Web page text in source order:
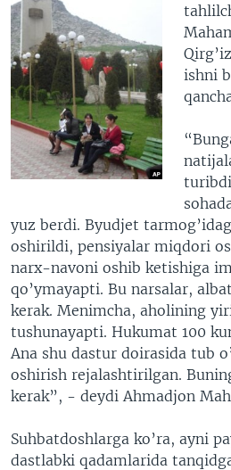
ishni
yuz berdi. Byudjet
oshirildi, pensiyalar miqdori
narx-navoni oshib ketishiga
qo’ymayapti. Bu narsalar,
kerak. Menimcha, aholining
tushunayapti. Hukumat 100
Ana shu dastur doirasida tub
oshirish rejalashtirilgan.
kerak”, - deydi Ahmadjon
Suhbatdoshlarga ko’ra, ayni
dastlabki qadamlarida